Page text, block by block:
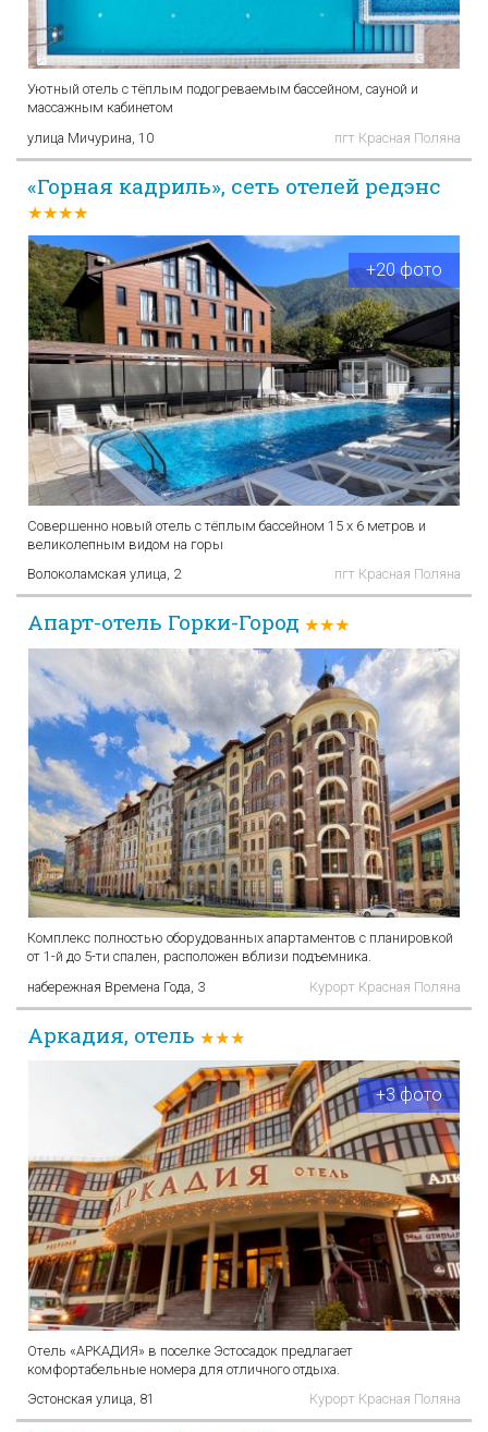
Уютный отель с тёплым подогреваемым бассейном, сауной и
массажным кабинетом
улица Мичурина, 10
пгт Красная Поляна
«Горная кадриль», сеть отелей редэнс
★★★★
+20 фото
Совершенно новый отель с тёплым бассейном 15 х 6 метров и
великолепным видом на горы
Волоколамская улица, 2
пгт Красная Поляна
Апарт-отель Горки-Город ★★★
Комплекс полностью оборудованных апартаментов с планировкой
от 1-й до 5-ти спален, расположен вблизи подъемника.
набережная Времена Года, 3
Курорт Красная Поляна
Аркадия, отель ★★★
+3 фото
Отель «АРКАДИЯ» в поселке Эстосадок предлагает
комфортабельные номера для отличного отдыха.
Эстонская улица, 81
Курорт Красная Поляна